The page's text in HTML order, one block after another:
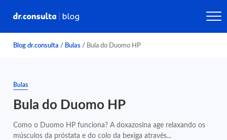
Blog dr.consulta / Bulas / Bula do Duomo HP
Bulas
Bula do Duomo HP
Como o Duomo HP funciona? A doxazosina age relaxando os
músculos da próstata e do colo da bexiga através...